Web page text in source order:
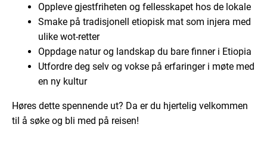
Oppleve gjestfriheten og fellesskapet hos de lokale
Smake på tradisjonell etiopisk mat som injera med
ulike wot-retter
Oppdage natur og landskap du bare finner i Etiopia
Utfordre deg selv og vokse på erfaringer i møte med
en ny kultur
Høres dette spennende ut? Da er du hjertelig velkommen
til å søke og bli med på reisen!